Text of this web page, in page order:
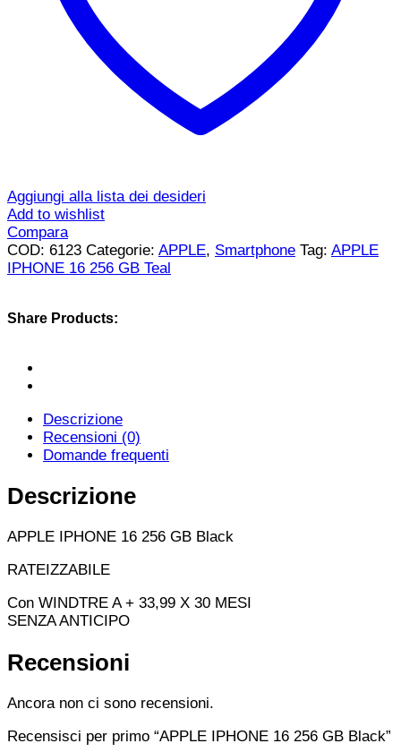
Aggiungi alla lista dei desideri
Add to wishlist
Compara
COD: 6123 Categorie: APPLE, Smartphone Tag: APPLE
IPHONE 16 256 GB Teal
Share Products:
Descrizione
Recensioni (0)
Domande frequenti
Descrizione
APPLE IPHONE 16 256 GB Black
RATEIZZABILE
Con WINDTRE A + 33,99 X 30 MESI
SENZA ANTICIPO
Recensioni
Ancora non ci sono recensioni.
Recensisci per primo “APPLE IPHONE 16 256 GB Black”